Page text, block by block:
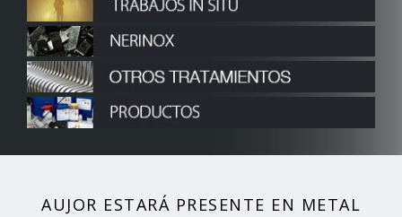
AUJOR ESTARÁ PRESENTE EN METAL